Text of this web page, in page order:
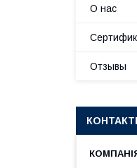
О нас
Отзывы